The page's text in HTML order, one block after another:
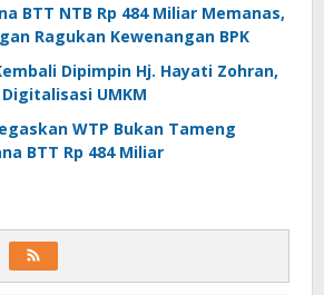
BTT NTB Rp 484 Miliar Memanas,
Ragukan Kewenangan BPK
Dipimpin Hj. Hayati Zohran,
UMKM
WTP Bukan Tameng
BTT Rp 484 Miliar